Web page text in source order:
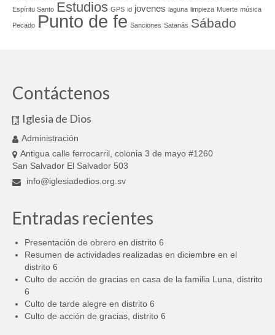
Espíritu Santo Estudios GPS id jovenes laguna limpieza Muerte música
Pecado Punto de fe Sanciones Satanás Sábado
Contáctenos
Iglesia de Dios
Administración
Antigua calle ferrocarril, colonia 3 de mayo #1260
San Salvador El Salvador 503
info@iglesiadedios.org.sv
Entradas recientes
Presentación de obrero en distrito 6
Resumen de actividades realizadas en diciembre en el
distrito 6
Culto de acción de gracias en casa de la familia Luna, distrito
6
Culto de tarde alegre en distrito 6
Culto de acción de gracias, distrito 6